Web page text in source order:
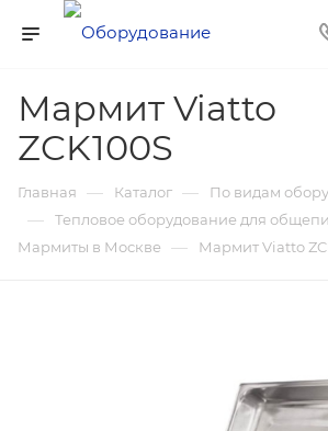
Мармит Viatto
ZCK100S
Главная — Каталог — По видам
— Тепловое оборудование для
Мармиты в Москве — Мармит Viatto